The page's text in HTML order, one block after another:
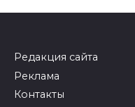
Редакция сайта
Реклама
Контакты